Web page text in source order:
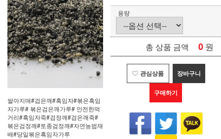
쌀아지매#검은깨#흑임자#볶은흑임
자가루# 볶은검은깨가루# 안전한먹
거리#흑임자죽#검정깨#검은깨죽#
볶은검정깨#토종검정깨#자연농법재
배#당일볶은흑임자가루
용량
총 상품 금액 0 원
관심상품 장바구니
구매하기